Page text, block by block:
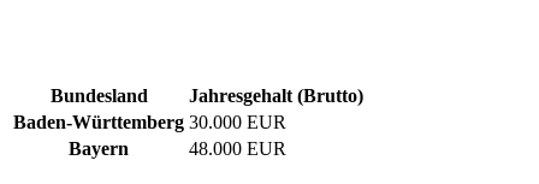
Bundesland
Jahresgehalt (Brutto)
Baden-Württemberg 30.000 EUR
Bayern
48.000 EUR